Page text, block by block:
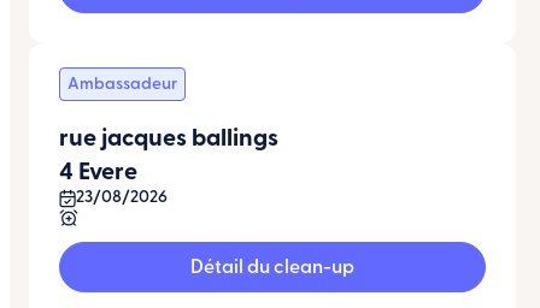
Ambassadeur
rue jacques ballings
4 Evere
23/08/2026
Détail du clean-up